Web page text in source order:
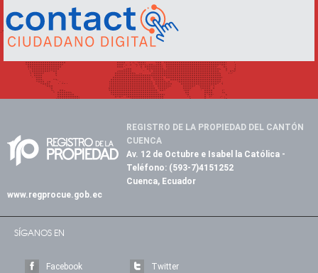
REGISTRO DE LA PROPIEDAD DEL CANTÓN
CUENCA
Av. 12 de Octubre e Isabel la Católica -
Teléfono: (593-7)4151252
Cuenca, Ecuador
www.regprocue.gob.ec
SÍGANOS EN
Facebook Twitter